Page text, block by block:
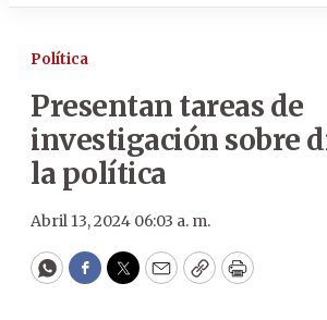
Política
Presentan tareas de
investigación sobre
la política
Abril 13, 2024 06:03 a. m.
WhatsApp
Facebook
Twitter
EmailCopyPrint